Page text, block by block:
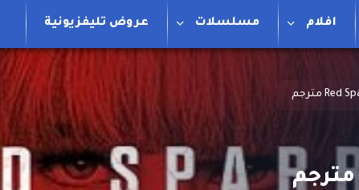
افلام مسلسلات عروض تليفزيونية